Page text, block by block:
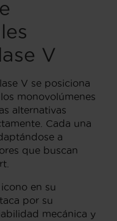
V
V se posiciona
monovolúmenes
alternativas
Cada una
a
que buscan
en su
por su
mecánica y